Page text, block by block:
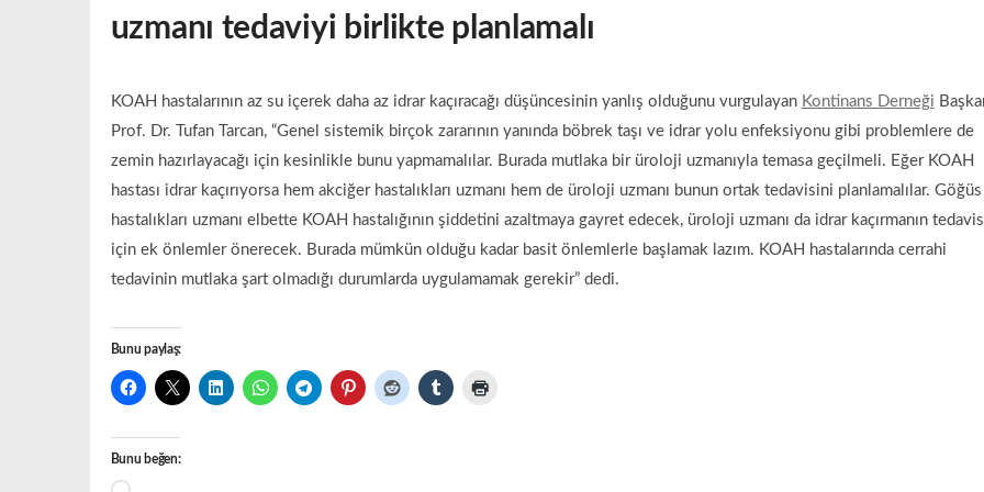
uzmanı tedaviyi birlikte planlamalı
KOAH hastalarının az su içerek daha az idrar kaçıracağı düşüncesinin yanlış olduğunu vurgulayan Kontinans Derneği
Prof. Dr. Tufan Tarcan, “Genel sistemik birçok zararının yanında böbrek taşı ve idrar yolu enfeksiyonu gibi problemlere de
zemin hazırlayacağı için kesinlikle bunu yapmamalılar. Burada mutlaka bir üroloji uzmanıyla temasa geçilmeli. Eğer KOAH
hastası idrar kaçırıyorsa hem akciğer hastalıkları uzmanı hem de üroloji uzmanı bunun ortak tedavisini planlamalılar. Göğüs
hastalıkları uzmanı elbette KOAH hastalığının şiddetini azaltmaya gayret edecek, üroloji uzmanı da idrar kaçırmanın
için ek önlemler önerecek. Burada mümkün olduğu kadar basit önlemlerle başlamak lazım. KOAH hastalarında cerrahi
tedavinin mutlaka şart olmadığı durumlarda uygulamamak gerekir” dedi.
Bunu paylaş:
Bunu beğen:
Yükleniyor...